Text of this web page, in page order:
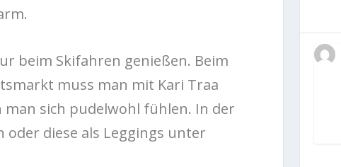
beim Skifahren genießen. Beim
muss man mit Kari Traa
sich pudelwohl fühlen. In der
oder diese als Leggings unter